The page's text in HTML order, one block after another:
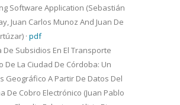
Software Application (Sebastián
Juan Carlos Munoz And Juan De
· pdf
De Subsidios En El Transporte
De La Ciudad De Córdoba: Un
Geográfico A Partir De Datos Del
De Cobro Electrónico (Juan Pablo